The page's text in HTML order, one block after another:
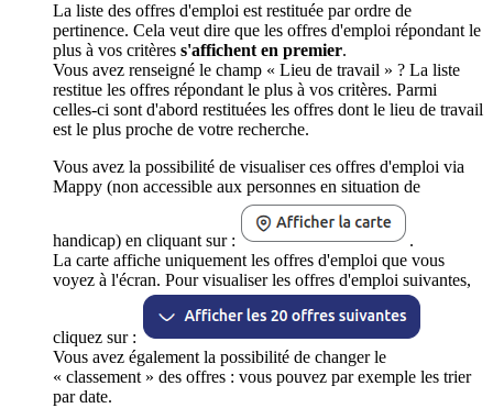
La liste des offres d'emploi est restituée par ordre de
pertinence. Cela veut dire que les offres d'emploi répondant le
plus à vos critères s'affichent en premier.
Vous avez renseigné le champ « Lieu de travail » ? La liste
restitue les offres répondant le plus à vos critères. Parmi
celles-ci sont d'abord restituées les offres dont le lieu de travail
est le plus proche de votre recherche.
Vous avez la possibilité de visualiser ces offres d'emploi via
Mappy (non accessible aux personnes en situation de
handicap) en cliquant sur :
.
La carte affiche uniquement les offres d'emploi que vous
voyez à l'écran. Pour visualiser les offres d'emploi suivantes,
cliquez sur :
Vous avez également la possibilité de changer le
« classement » des offres : vous pouvez par exemple les trier
par date.